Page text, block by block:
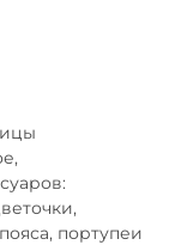
портупеи